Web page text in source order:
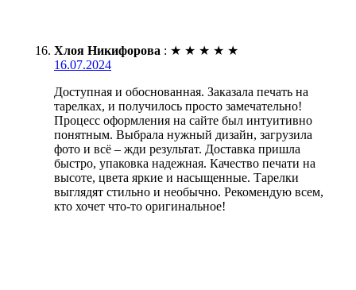
Хлоя Никифорова : ★ ★ ★ ★ ★
16.07.2024
Доступная и обоснованная. Заказала печать на
тарелках, и получилось просто замечательно!
Процесс оформления на сайте был интуитивно
понятным. Выбрала нужный дизайн, загрузила
фото и всё – жди результат. Доставка пришла
быстро, упаковка надежная. Качество печати на
высоте, цвета яркие и насыщенные. Тарелки
выглядят стильно и необычно. Рекомендую всем,
кто хочет что-то оригинальное!